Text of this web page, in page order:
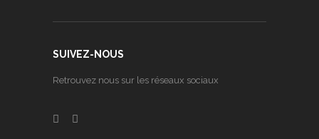
SUIVEZ-NOUS
Retrouvez nous sur les réseaux sociaux